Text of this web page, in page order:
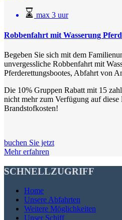
max 3 uur
Robbenfahrt mit Wasserung
Begeben Sie sich mit dem
unvergessliche Robbenfahrt mit
Pferderettungsbootes, Abfahrt von
Die 10% Gruppen Rabatt mit 15
nicht mehr zum Verfügung auf
Brandstofkosten!
buchen Sie jetzt
Mehr erfahren
SCHNELLZUGRIFF
Home
Unsere Abfahrten
Weitere Möglichkeiten
Unser Schiff